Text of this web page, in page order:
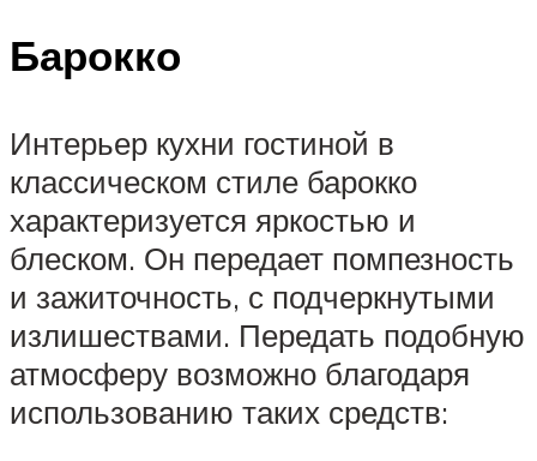
Барокко
Интерьер кухни гостиной в
классическом стиле барокко
характеризуется яркостью и
блеском. Он передает помпезность
и зажиточность, с подчеркнутыми
излишествами. Передать подобную
атмосферу возможно благодаря
использованию таких средств: